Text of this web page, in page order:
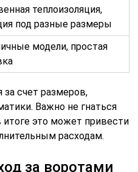
теплоизоляция,
под разные размеры
модели, простая
счет размеров,
Важно не гнаться
итоге это может привести
расходам.
за воротами